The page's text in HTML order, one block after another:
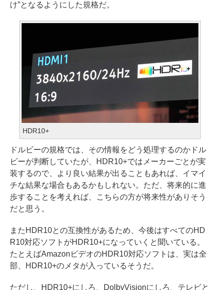
け”となるようにした規格だ。
HDR10+
ドルビーの規格では、その情報をどう処理するのかドル
ビーが判断していたが、HDR10+ではメーカーごとが実
装するので、より良い結果が出ることもあれば、イマイ
チな結果な場合もあるかもしれない。ただ、将来的に進
歩することを考えれば、こちらの方が将来性がありそう
だと思う。
またHDR10との互換性があるため、今後はすべてのHD
R10対応ソフトがHDR10+になっていくと聞いている。
たとえばAmazonビデオのHDR10対応ソフトは、実は全
部、HDR10+のメタが入っているそうだ。
ただし、HDR10+にしろ、DolbyVisionにしろ、テレビと